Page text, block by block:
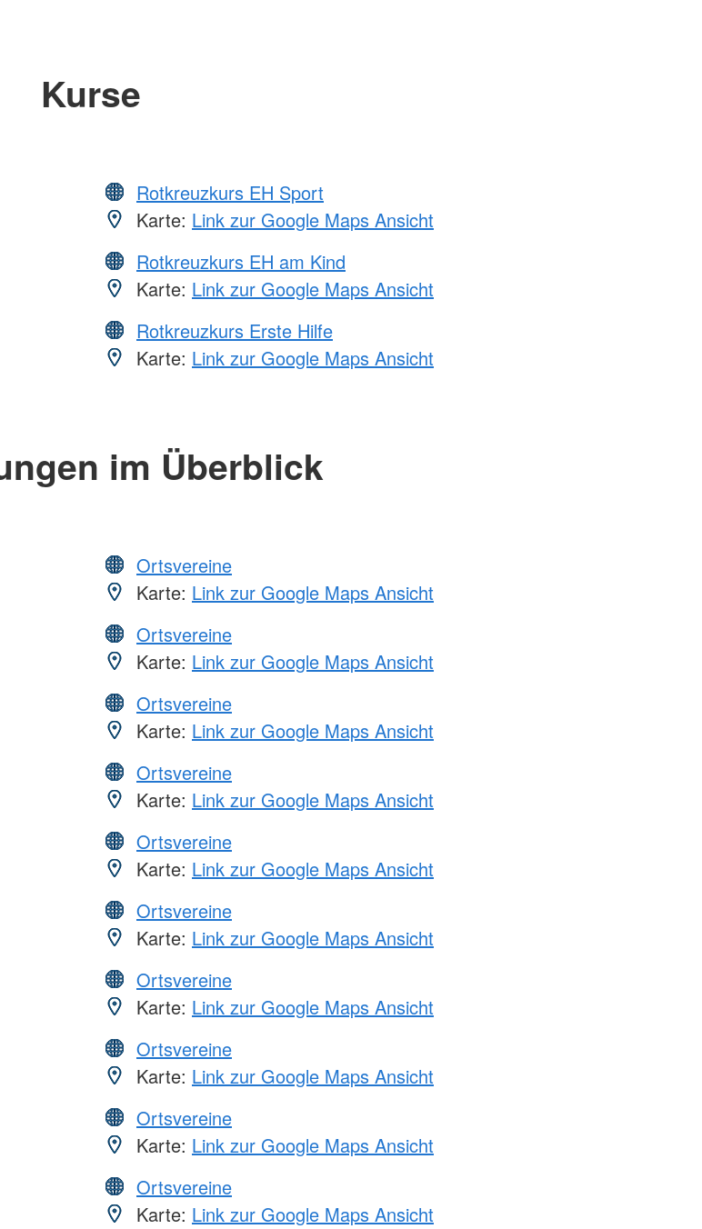
Kurse
Rotkreuzkurs EH Sport
Karte: Link zur Google Maps Ansicht
Rotkreuzkurs EH am Kind
Karte: Link zur Google Maps Ansicht
Rotkreuzkurs Erste Hilfe
Karte: Link zur Google Maps Ansicht
im Überblick
Ortsvereine
Karte: Link zur Google Maps Ansicht
Ortsvereine
Karte: Link zur Google Maps Ansicht
Ortsvereine
Karte: Link zur Google Maps Ansicht
Ortsvereine
Karte: Link zur Google Maps Ansicht
Ortsvereine
Karte: Link zur Google Maps Ansicht
Ortsvereine
Karte: Link zur Google Maps Ansicht
Ortsvereine
Karte: Link zur Google Maps Ansicht
Ortsvereine
Karte: Link zur Google Maps Ansicht
Ortsvereine
Karte: Link zur Google Maps Ansicht
Ortsvereine
Karte: Link zur Google Maps Ansicht